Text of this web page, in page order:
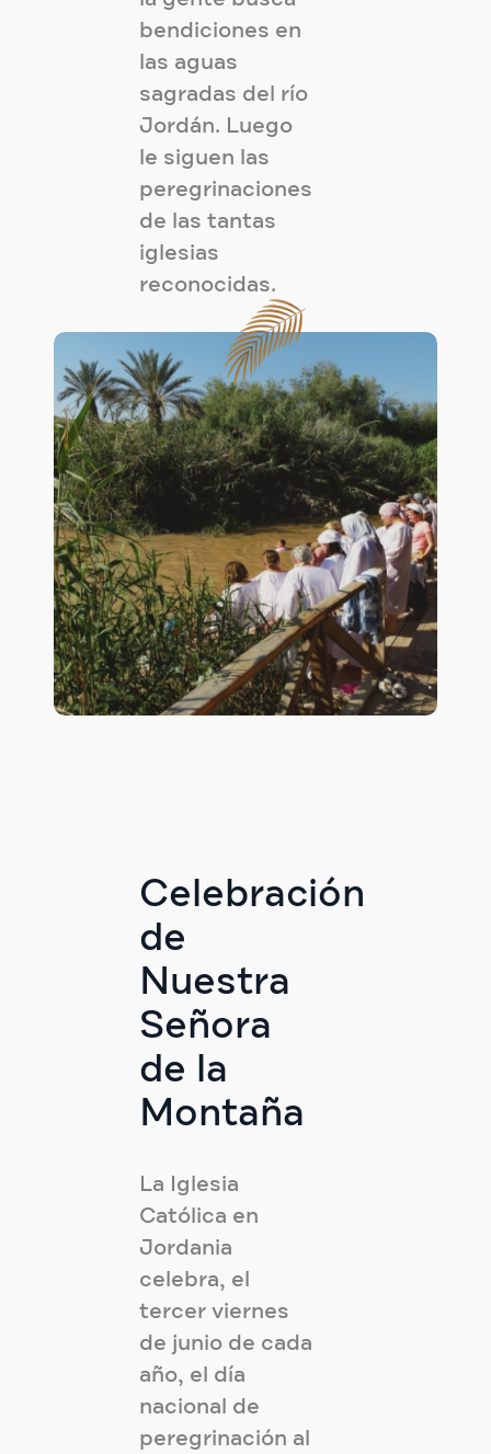
bendiciones en
las aguas
sagradas del río
Jordán. Luego
le siguen las
peregrinaciones
de las tantas
iglesias
reconocidas.
Celebración
de
Nuestra
Señora
de la
Montaña
La Iglesia
Católica en
Jordania
celebra, el
tercer viernes
de junio de cada
año, el día
nacional de
peregrinación al